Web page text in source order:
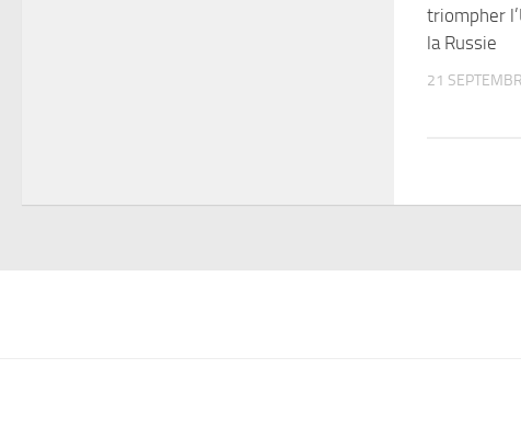
triompher
la Russie
21